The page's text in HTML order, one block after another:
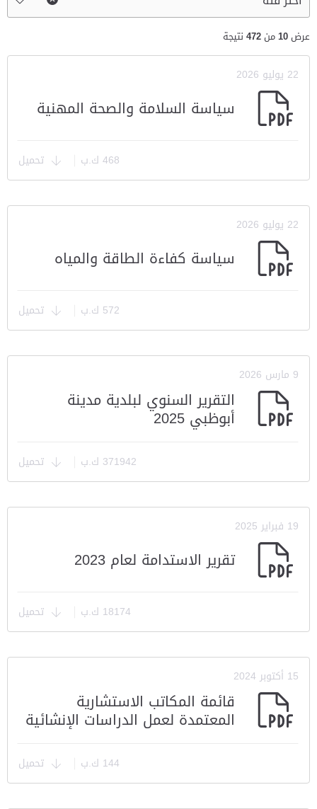
عرض10من472 نتيجة
22 يوليو 2026
سياسة السلامة والصحة المهنية
468 ك.ب تحميل
22 يوليو 2026
سياسة كفاءة الطاقة والمياه
572 ك.ب تحميل
9 مارس 2026
التقرير السنوي لبلدية مدينة
أبوظبي 2025
371942 ك.ب تحميل
19 فبراير 2025
تقرير الاستدامة لعام 2023
18174 ك.ب تحميل
15 أكتوبر 2024
قائمة المكاتب الاستشارية
المعتمدة لعمل الدراسات الإنشائية
144 ك.ب تحميل